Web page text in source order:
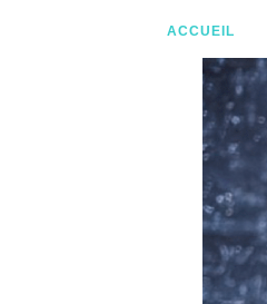
ACCUEIL